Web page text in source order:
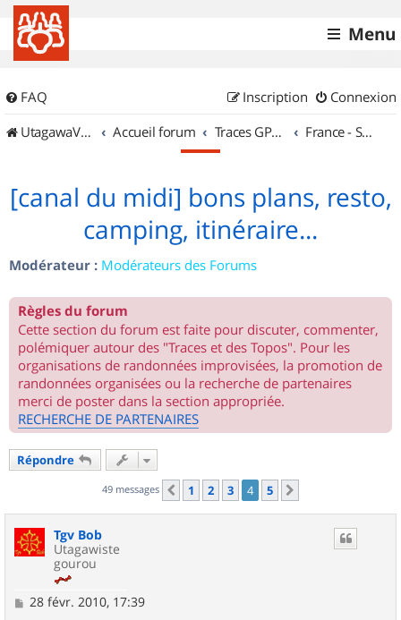
Menu
FAQ Connexion
Inscription
UtagawaVTT (Randos VTT et VTTAE avec traces GPS)
Accueil forum Traces GPS de randos VTT France - Sud Ouest
[canal du midi] bons plans, resto,
camping, itinéraire...
Modérateur : Modérateurs des Forums
Règles du forum
Cette section du forum est faite pour discuter, commenter,
polémiquer autour des "Traces et des Topos". Pour les
organisations de randonnées improvisées, la promotion de
randonnées organisées ou la recherche de partenaires
merci de poster dans la section appropriée.
RECHERCHE DE PARTENAIRES
Répondre
49 messages Précédent
1 2 3 4 5
Tgv Bob
Utagawiste
gourou
M
28 févr. 2010, 17:39